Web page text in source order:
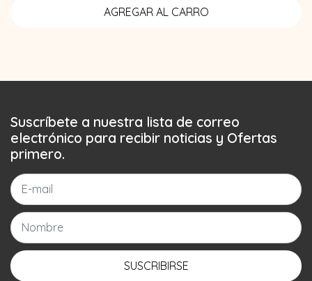
Suscríbete a nuestra lista de correo
electrónico para recibir noticias y Ofertas
primero.
SUSCRIBIRSE